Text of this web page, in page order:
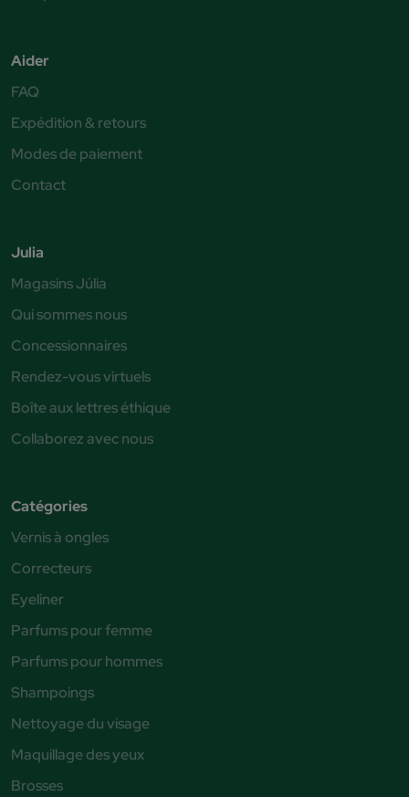
Aider
FAQ
Expédition & retours
Modes de paiement
Contact
Julia
Magasins Júlia
Qui sommes nous
Concessionnaires
Rendez-vous virtuels
Boîte aux lettres éthique
Collaborez avec nous
Catégories
Vernis à ongles
Correcteurs
Eyeliner
Parfums pour femme
Parfums pour hommes
Shampoings
Nettoyage du visage
Maquillage des yeux
Brosses